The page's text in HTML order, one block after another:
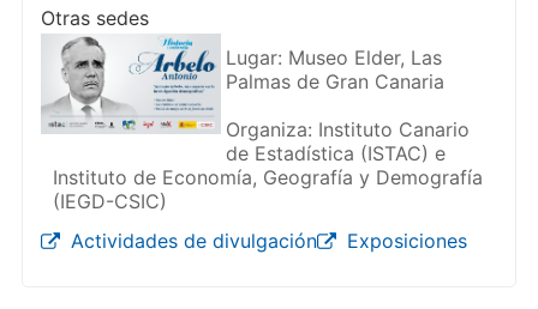
Otras sedes
Lugar: Museo Elder, Las
Palmas de Gran Canaria
Organiza: Instituto Canario
de Estadística (ISTAC) e
Instituto de Economía, Geografía y Demografía
(IEGD-CSIC)
Actividades de divulgación
Exposiciones